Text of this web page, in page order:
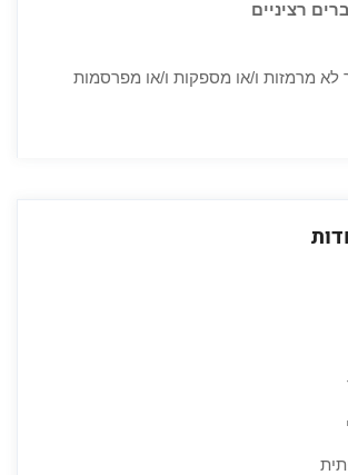
רציניים
מרמזות ו/או מספקות ו/או מפרסמות